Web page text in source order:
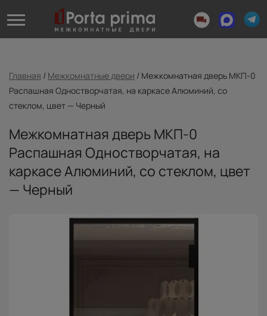
Главная / Межкомнатные двери / Межкомнатная дверь МКП-0
Распашная Одностворчатая, на каркасе Алюминий, со
стеклом, цвет — Черный
Межкомнатная дверь МКП-0
Распашная Одностворчатая, на
каркасе Алюминий, со стеклом, цвет
— Черный